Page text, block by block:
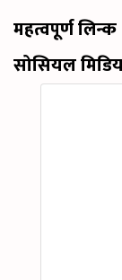
महत्वपूर्ण लिन्क
सोसियल